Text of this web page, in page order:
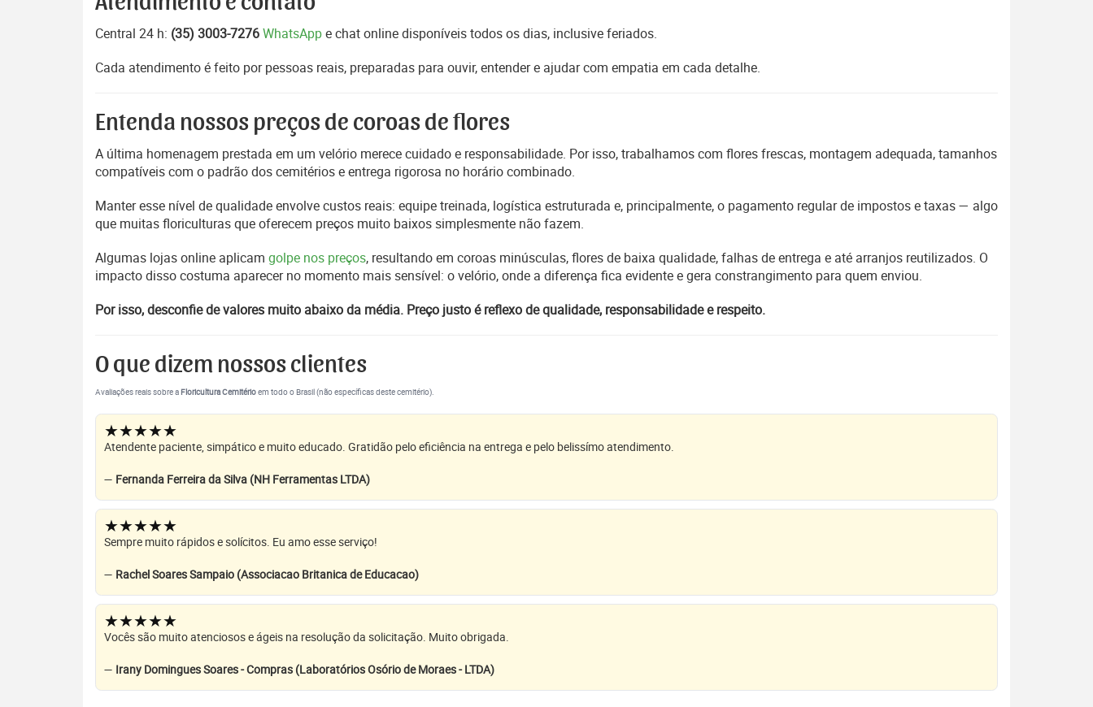
Central 24 h: (35) 3003-7276WhatsAppe chat online disponíveis todos os dias, inclusive feriados.
Cada atendimento é feito por pessoas reais, preparadas para ouvir, entender e ajudar com empatia em cada detalhe.
Entenda nossos preços de coroas de flores
A última homenagem prestada em um velório merece cuidado e responsabilidade. Por isso, trabalhamos com flores frescas, montagem adequada, tamanhos
compatíveis com o padrão dos cemitérios e entrega rigorosa no horário combinado.
Manter esse nível de qualidade envolve custos reais: equipe treinada, logística estruturada e, principalmente, o pagamento regular de impostos e taxas — algo
que muitas floriculturas que oferecem preços muito baixos simplesmente não fazem.
Algumas lojas online aplicam golpe nos preços, resultando em coroas minúsculas, flores de baixa qualidade, falhas de entrega e até arranjos reutilizados. O
impacto disso costuma aparecer no momento mais sensível: o velório, onde a diferença fica evidente e gera constrangimento para quem enviou.
Por isso, desconfie de valores muito abaixo da média. Preço justo é reflexo de qualidade, responsabilidade e respeito.
O que dizem nossos clientes
Avaliações reais sobre aFloricultura Cemitérioem todo o Brasil (não específicas deste cemitério).
★★★★★
Atendente paciente, simpático e muito educado. Gratidão pelo eficiência na entrega e pelo belissímo atendimento.
— Fernanda Ferreira da Silva (NH Ferramentas LTDA)
★★★★★
Sempre muito rápidos e solícitos. Eu amo esse serviço!
— Rachel Soares Sampaio (Associacao Britanica de Educacao)
★★★★★
Vocês são muito atenciosos e ágeis na resolução da solicitação. Muito obrigada.
— Irany Domingues Soares - Compras (Laboratórios Osório de Moraes - LTDA)